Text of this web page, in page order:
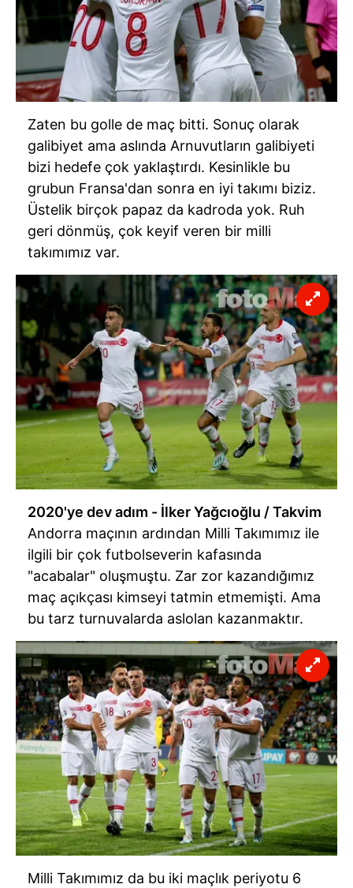
Zaten bu golle de maç bitti. Sonuç olarak
galibiyet ama aslında Arnuvutların galibiyeti
bizi hedefe çok yaklaştırdı. Kesinlikle bu
grubun Fransa'dan sonra en iyi takımı biziz.
Üstelik birçok papaz da kadroda yok. Ruh
geri dönmüş, çok keyif veren bir milli
takımımız var.
2020'ye dev adım - İlker Yağcıoğlu / Takvim
Andorra maçının ardından Milli Takımımız ile
ilgili bir çok futbolseverin kafasında
"acabalar" oluşmuştu. Zar zor kazandığımız
maç açıkçası kimseyi tatmin etmemişti. Ama
bu tarz turnuvalarda aslolan kazanmaktır.
Milli Takımımız da bu iki maçlık periyotu 6